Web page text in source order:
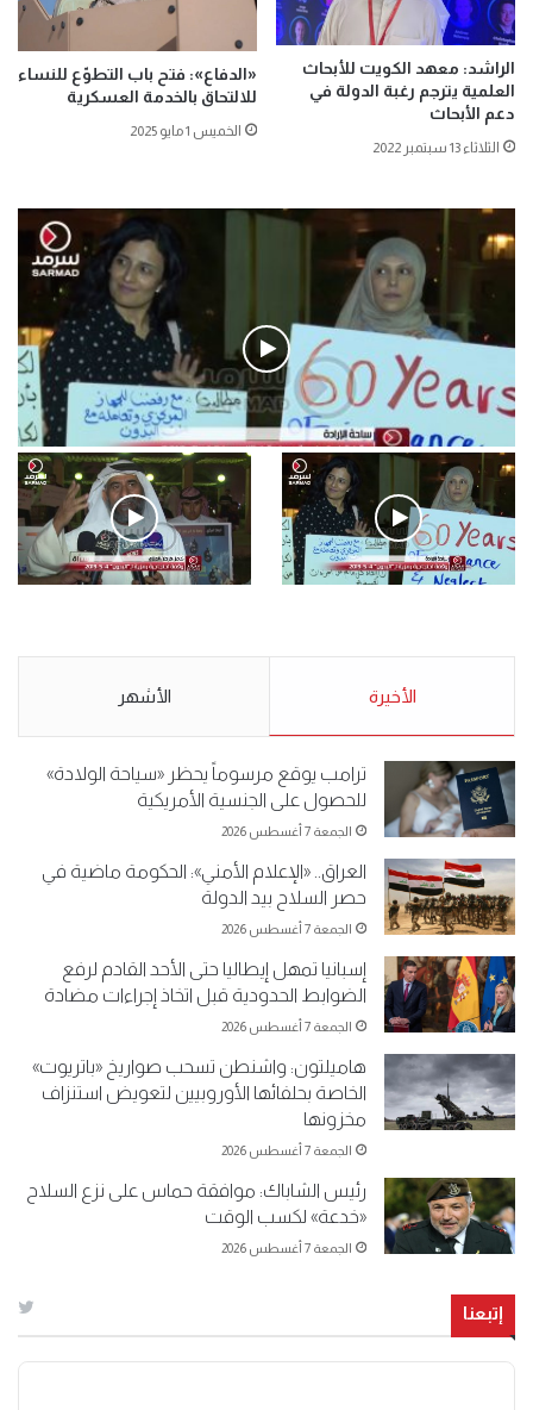
الراشد: معهد الكويت للأبحاث
العلمية يترجم رغبة الدولة في
دعم الأبحاث
الثلاثاء 13 سبتمبر 2022
«الدفاع»: فتح باب التطوّع للنساء
للالتحاق بالخدمة العسكرية
الخميس 1 مايو 2025
فيديو
.وقفة احتجاجية رمزية لـ”#البدون” في ساحة الإرادة 4-5-2019.
الأحد 5 مايو 2019
5-2019.
نبيع مخدرات يعني ولا خمر؟!.
الأخيرة الأشهر
ترامب يوقع مرسوماً يحظر «سياحة الولادة»
للحصول على الجنسية الأمريكية
الجمعة 7 أغسطس 2026
العراق.. «الإعلام الأمني»: الحكومة ماضية في
حصر السلاح بيد الدولة
الجمعة 7 أغسطس 2026
إسبانيا تمهل إيطاليا حتى الأحد القادم لرفع
الضوابط الحدودية قبل اتخاذ إجراءات مضادة
الجمعة 7 أغسطس 2026
هاميلتون: واشنطن تسحب صواريخ «باتريوت»
الخاصة بحلفائها الأوروبيين لتعويض استنزاف
مخزونها
الجمعة 7 أغسطس 2026
رئيس الشاباك: موافقة حماس على نزع السلاح
«خدعة» لكسب الوقت
الجمعة 7 أغسطس 2026
إتبعنا